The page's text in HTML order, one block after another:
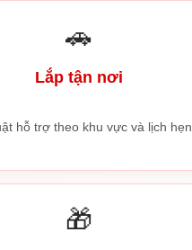
🚗
Lắp tận nơi
hỗ trợ theo khu vực và lịch hẹn
🎁